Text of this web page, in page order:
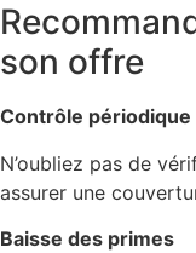
son offre
Contrôle périodique
N’oubliez pas de
assurer une
Baisse des primes